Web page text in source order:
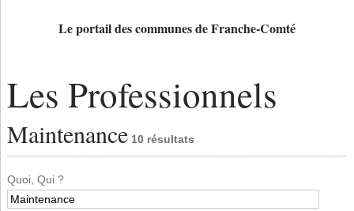
Le portail des communes de Franche-Comté
Les Professionnels
Maintenance 10 résultats
Quoi, Qui ?